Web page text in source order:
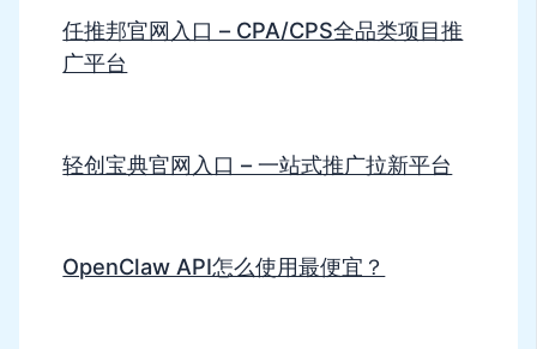
任推邦官网入口 – CPA/CPS全品类项目推
广平台
轻创宝典官网入口 – 一站式推广拉新平台
OpenClaw API怎么使用最便宜？